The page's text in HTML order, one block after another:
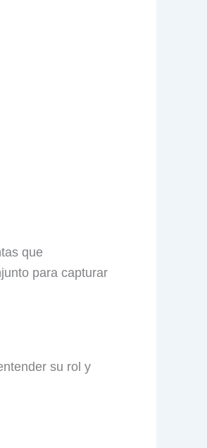
que
para capturar
su rol y